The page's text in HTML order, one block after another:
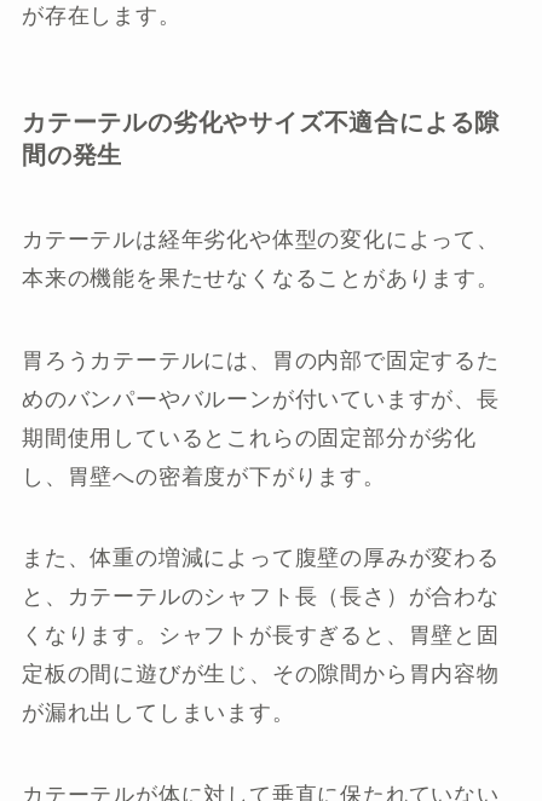
が存在します。
カテーテルの劣化やサイズ不適合による隙
間の発生
カテーテルは経年劣化や体型の変化によって、
本来の機能を果たせなくなることがあります。
胃ろうカテーテルには、胃の内部で固定するた
めのバンパーやバルーンが付いていますが、長
期間使用しているとこれらの固定部分が劣化
し、胃壁への密着度が下がります。
また、体重の増減によって腹壁の厚みが変わる
と、カテーテルのシャフト長（長さ）が合わな
くなります。シャフトが長すぎると、胃壁と固
定板の間に遊びが生じ、その隙間から胃内容物
が漏れ出してしまいます。
カテーテルが体に対して垂直に保たれていない